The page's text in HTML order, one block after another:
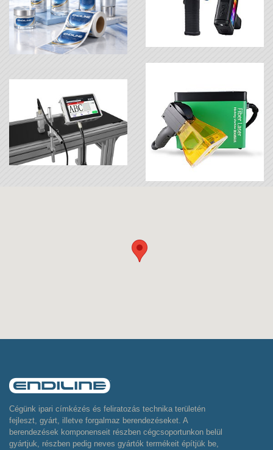
Cégünk ipari címkézés és feliratozás technika területén
fejleszt, gyárt, illetve forgalmaz berendezéseket. A
berendezések komponenseit részben cégcsoportunkon belül
gyártjuk, részben pedig neves gyártók termékeit építjük be,